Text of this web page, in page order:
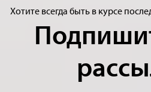
Хотите всегда быть в курсе